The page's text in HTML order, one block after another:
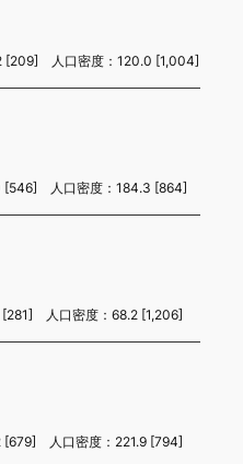
人口密度：120.0 [1,004]
人口密度：184.3 [864]
人口密度：68.2 [1,206]
人口密度：221.9 [794]